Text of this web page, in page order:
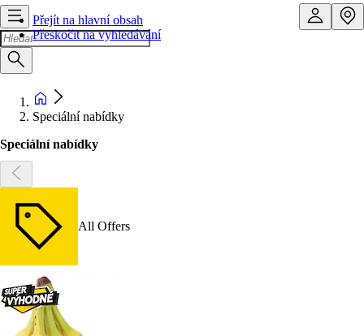
Přejít na hlavní obsah
Přeskočit na vyhledávání
Speciální nabídky
Speciální nabídky
All Offers